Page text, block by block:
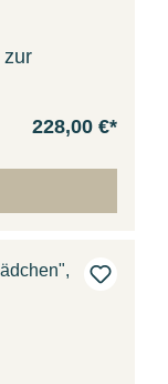
zur
228,00 €*